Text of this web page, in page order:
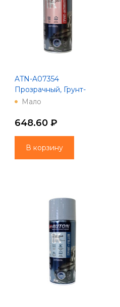
ATN-A07354
Прозрачный, Грунт-
активатор адгезионный
"AUTON", аэрозоль, 520
Мало
648.60 ₽
В корзину